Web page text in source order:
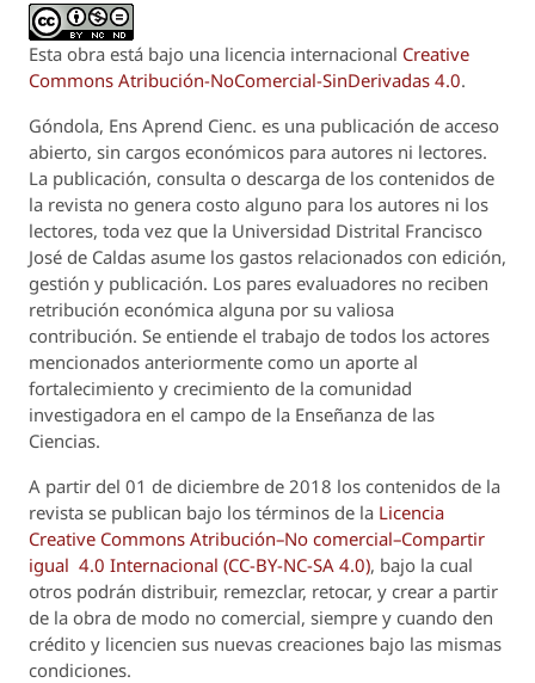
Esta obra está bajo una licencia internacional Creative
Commons Atribución-NoComercial-SinDerivadas 4.0.
Góndola, Ens Aprend Cienc. es una publicación de acceso
abierto, sin cargos económicos para autores ni lectores.
La publicación, consulta o descarga de los contenidos de
la revista no genera costo alguno para los autores ni los
lectores, toda vez que la Universidad Distrital Francisco
José de Caldas asume los gastos relacionados con edición,
gestión y publicación. Los pares evaluadores no reciben
retribución económica alguna por su valiosa
contribución. Se entiende el trabajo de todos los actores
mencionados anteriormente como un aporte al
fortalecimiento y crecimiento de la comunidad
investigadora en el campo de la Enseñanza de las
Ciencias.
A partir del 01 de diciembre de 2018 los contenidos de la
revista se publican bajo los términos de la Licencia
Creative Commons Atribución–No comercial–Compartir
igual 4.0 Internacional (CC-BY-NC-SA 4.0), bajo la cual
otros podrán distribuir, remezclar, retocar, y crear a partir
de la obra de modo no comercial, siempre y cuando den
crédito y licencien sus nuevas creaciones bajo las mismas
condiciones.